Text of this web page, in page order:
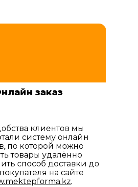
заказ
клиентов мы
систему онлайн
по которой можно
товары удалённо
способ доставки до
на сайте
.